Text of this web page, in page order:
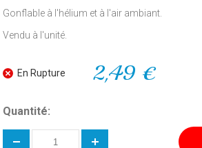
Gonflable à l'hélium et à l'air ambiant.
Vendu à l'unité.
En Rupture 2,49 €
Quantité: